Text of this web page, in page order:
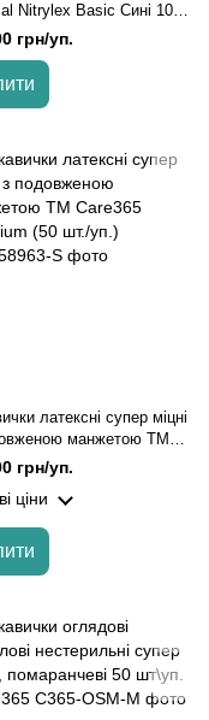
Nitrylex Basic Сині 100
XS
грн/уп.
латексні супер міцні
манжетою ТМ
Premium (50 шт./уп.),
грн/уп.
ціни